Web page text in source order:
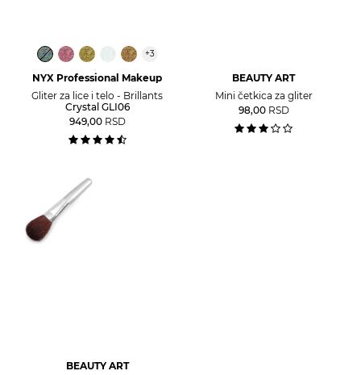
+3
NYX Professional Makeup
Gliter za lice i telo - Brillants
Crystal GLI06
949,00 RSD
BEAUTY ART
Mini četkica za gliter
98,00 RSD
BEAUTY ART